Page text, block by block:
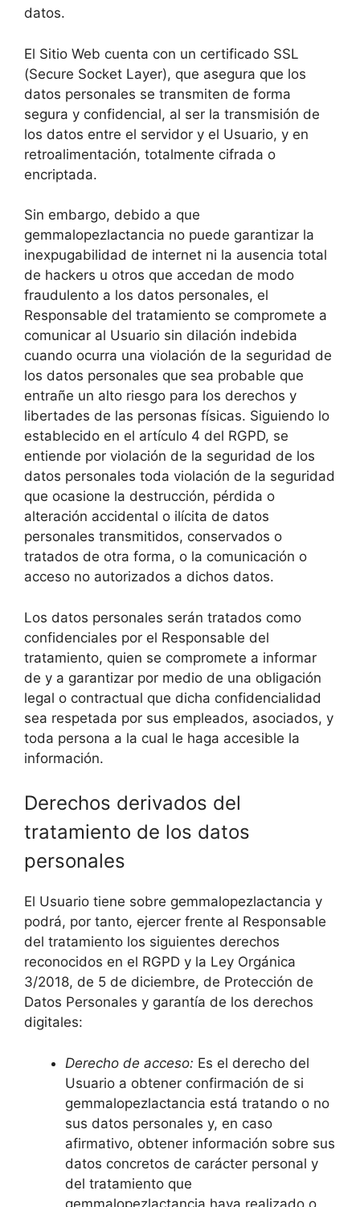
datos.
El Sitio Web cuenta con un certificado SSL
(Secure Socket Layer), que asegura que los
datos personales se transmiten de forma
segura y confidencial, al ser la transmisión de
los datos entre el servidor y el Usuario, y en
retroalimentación, totalmente cifrada o
encriptada.
Sin embargo, debido a que
gemmalopezlactancia no puede garantizar la
inexpugabilidad de internet ni la ausencia total
de hackers u otros que accedan de modo
fraudulento a los datos personales, el
Responsable del tratamiento se compromete a
comunicar al Usuario sin dilación indebida
cuando ocurra una violación de la seguridad de
los datos personales que sea probable que
entrañe un alto riesgo para los derechos y
libertades de las personas físicas. Siguiendo lo
establecido en el artículo 4 del RGPD, se
entiende por violación de la seguridad de los
datos personales toda violación de la seguridad
que ocasione la destrucción, pérdida o
alteración accidental o ilícita de datos
personales transmitidos, conservados o
tratados de otra forma, o la comunicación o
acceso no autorizados a dichos datos.
Los datos personales serán tratados como
confidenciales por el Responsable del
tratamiento, quien se compromete a informar
de y a garantizar por medio de una obligación
legal o contractual que dicha confidencialidad
sea respetada por sus empleados, asociados, y
toda persona a la cual le haga accesible la
información.
Derechos derivados del
tratamiento de los datos
personales
El Usuario tiene sobre gemmalopezlactancia y
podrá, por tanto, ejercer frente al Responsable
del tratamiento los siguientes derechos
reconocidos en el RGPD y la Ley Orgánica
3/2018, de 5 de diciembre, de Protección de
Datos Personales y garantía de los derechos
digitales:
Derecho de acceso: Es el derecho del
Usuario a obtener confirmación de si
gemmalopezlactancia está tratando o no
sus datos personales y, en caso
afirmativo, obtener información sobre sus
datos concretos de carácter personal y
del tratamiento que
gemmalopezlactancia haya realizado o